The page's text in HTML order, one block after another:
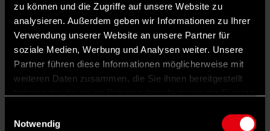
zu können und die Zugriffe auf unsere Website zu
analysieren. Außerdem geben wir Informationen zu Ihrer
Verwendung unserer Website an unsere Partner für
soziale Medien, Werbung und Analysen weiter. Unsere
Partner führen diese Informationen möglicherweise mit
weiteren Daten zusammen, die Sie ihnen bereitgestellt
Notwendig
Vera Rosigkeit
hat Politikwissenschaft und Philosophie in Berlin studiert und
ist Redakteurin beim vorwärts.
TEILEN8 KOMMENTAREDARK MODE